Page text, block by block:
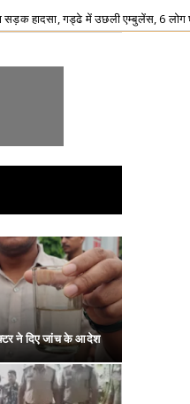
लोग घायल Chhattisgarh
ने दिए जांच के आदेश